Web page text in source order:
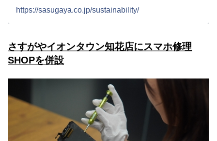
https://sasugaya.co.jp/sustainability/
さすがやイオンタウン知花店にスマホ修理
SHOPを併設